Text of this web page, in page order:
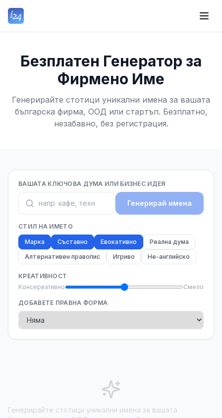
Безплатен Генератор за
Фирмено Име
Генерирайте стотици уникални имена за вашата
българска фирма, ООД или стартъп. Безплатно,
незабавно, без регистрация.
ВАШАТА КЛЮЧОВА ДУМА ИЛИ БИЗНЕС ИДЕЯ
Генерирай имена
СТИЛ НА ИМЕТО
Марка Съставно Евокативно
Реална дума
Алтернативен правопис
Игриво Не-английско
КРЕАТИВНОСТ
Консервативно
Смело
ДОБАВЕТЕ ПРАВНА ФОРМА
Генерирайте стотици уникални имена за вашата